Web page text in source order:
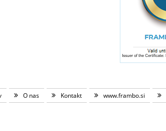
O nas Kontakt www.frambo.si